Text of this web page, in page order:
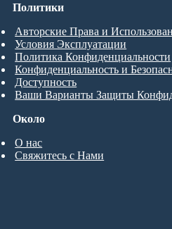
Около
О нас
Свяжитесь с Нами
Политики
Авторские Права и
Условия Эксплуатации
Политика Конфиденциальности
Конфиденциальность и
Доступность
Ваши Варианты Защиты